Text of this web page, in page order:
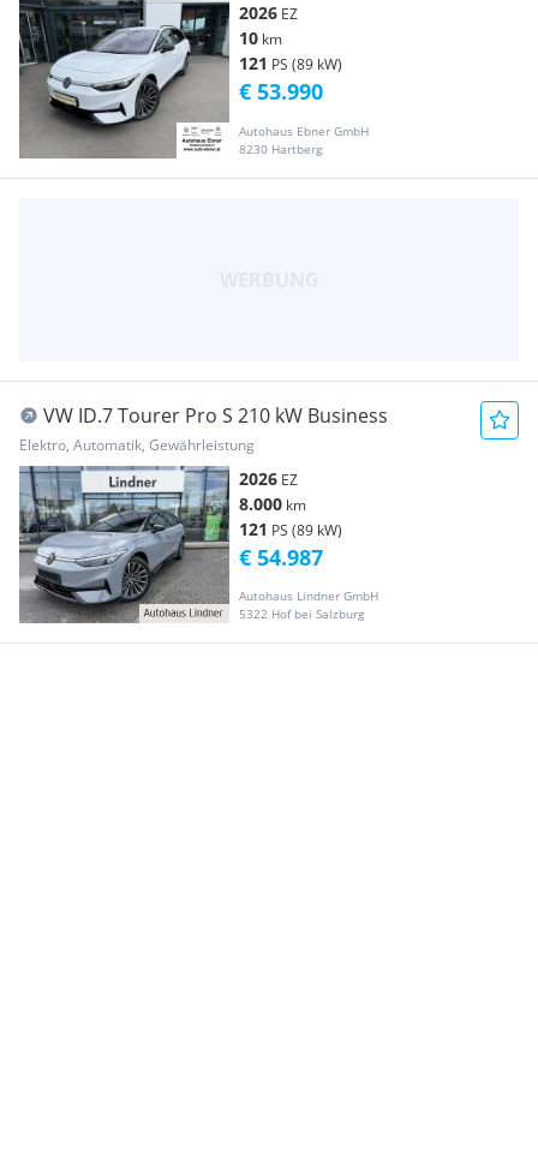
2026 EZ
10 km
121 PS (89 kW)
Autohaus Ebner GmbH
8230 Hartberg
€ 53.990
VW ID.7 Tourer Pro S 210 kW Business
Elektro, Automatik, Gewährleistung
2026 EZ
8.000 km
121 PS (89 kW)
Autohaus Lindner GmbH
5322 Hof bei Salzburg
€ 54.987